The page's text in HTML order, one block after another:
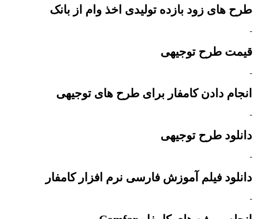
طرح های زود بازده تولیدی اخذ وام از بانک
-
قیمت طرح توجیهی
-
انجام دادن کامفار برای طرح های توجیهی
-
دانلود طرح توجیهی
-
دانلود فیلم آموزش فارسی نرم افزار کامفار
-